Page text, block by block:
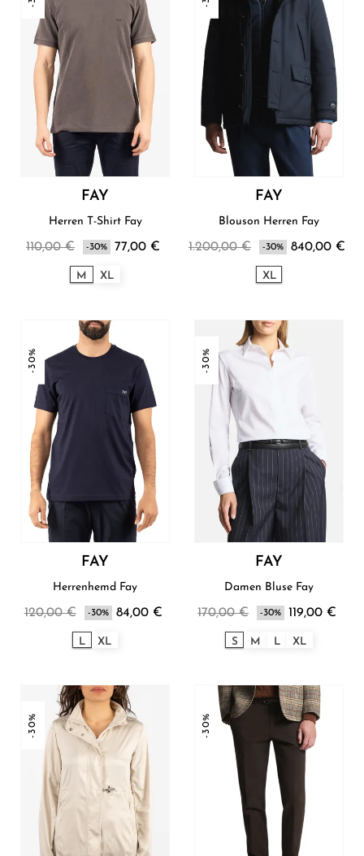
FAY
Herren T-Shirt Fay
110,00 € -30% 77,00 €
M XL
FAY
Blouson Herren Fay
1.200,00 € -30% 840,00 €
XL
-30%
FAY
Herrenhemd Fay
120,00 € -30% 84,00 €
L XL
-30%
FAY
Damen Bluse Fay
170,00 € -30% 119,00 €
S M L XL
-30% -30%